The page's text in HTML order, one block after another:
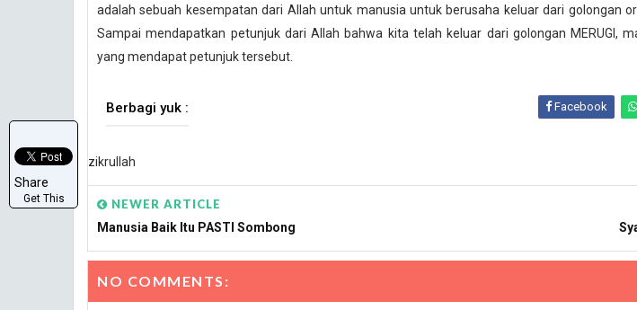
adalah sebuah kesempatan dari Allah untuk manusia untuk berusaha keluar dari golongan
Sampai mendapatkan petunjuk dari Allah bahwa kita telah keluar dari golongan MERUGI,
yang mendapat petunjuk tersebut.
Berbagi yuk : Facebook
zikrullah
NEWER ARTICLE
Manusia Baik Itu PASTI Sombong
NO COMMENTS:
Share
Get This